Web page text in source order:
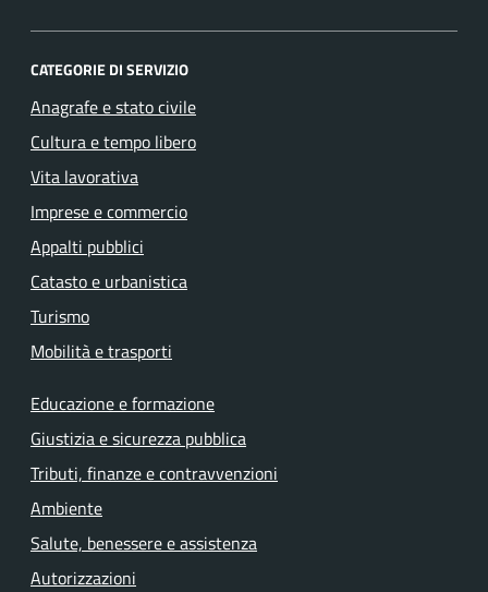
CATEGORIE DI SERVIZIO
Anagrafe e stato civile
Cultura e tempo libero
Vita lavorativa
Imprese e commercio
Appalti pubblici
Catasto e urbanistica
Turismo
Mobilità e trasporti
Educazione e formazione
Giustizia e sicurezza pubblica
Tributi, finanze e contravvenzioni
Ambiente
Salute, benessere e assistenza
Autorizzazioni